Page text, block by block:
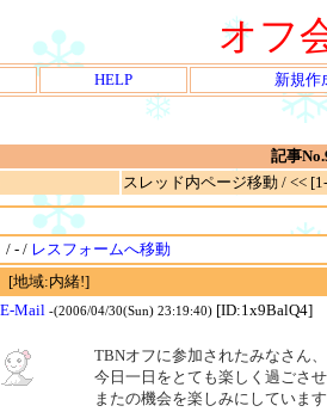
オフ
HELP 新規作
記事
スレッド内ページ移動 / <<
/ - / レスフォームへ移動
域:内緒!]
E-Mail -(2006/04/30(Sun) 23:19:40) [ID:1x9BalQ4]
TBNオフに参加されたみなさん
今日一日をとても楽しく過ごさ
またの機会を楽しみにしていま